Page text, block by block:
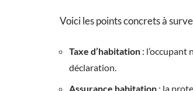
Voici les points concrets à
Taxe d’habitation : l’occupant
déclaration.
Assurance habitation : la